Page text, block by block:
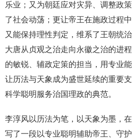
乐业；又为朝廷应对灾异、调整政
了社会动荡；更让帝王在施政过程
又能保持理性判定，维系了王朝统
大唐从贞观之治走向永徽之治的进
的敏锐、辅政定策的担当，用专业
让历法与天象成为盛世延续的重要
科学聪明服务治国理政的典范。
李淳风以历法为笔，以天象为墨，
写了一段以专业聪明辅助帝王、守